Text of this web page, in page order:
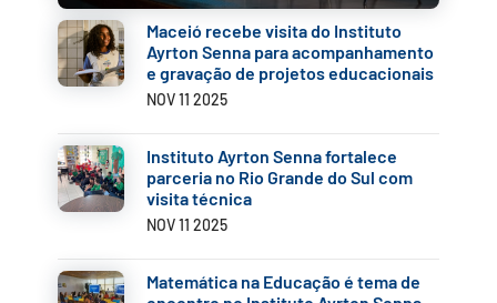
Maceió recebe visita do Instituto
Ayrton Senna para acompanhamento
e gravação de projetos educacionais
NOV 11 2025
Instituto Ayrton Senna fortalece
parceria no Rio Grande do Sul com
visita técnica
NOV 11 2025
Matemática na Educação é tema de